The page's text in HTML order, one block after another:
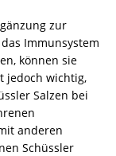
zur
Immunsystem
können sie
jedoch wichtig,
Salzen bei
anderen
Schüssler